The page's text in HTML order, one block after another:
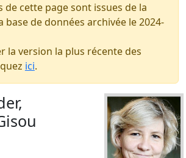
de cette page sont issues de la
base de données archivée le 2024-
la version la plus récente des
ici.